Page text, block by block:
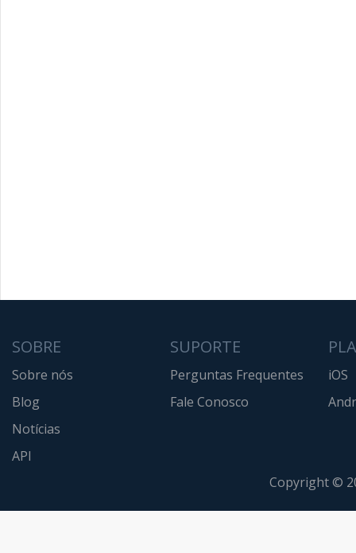
SOBRE
Sobre nós
Blog
Notícias
API
SUPORTE
Perguntas Frequentes
Fale Conosco
iOS
Copyright ©